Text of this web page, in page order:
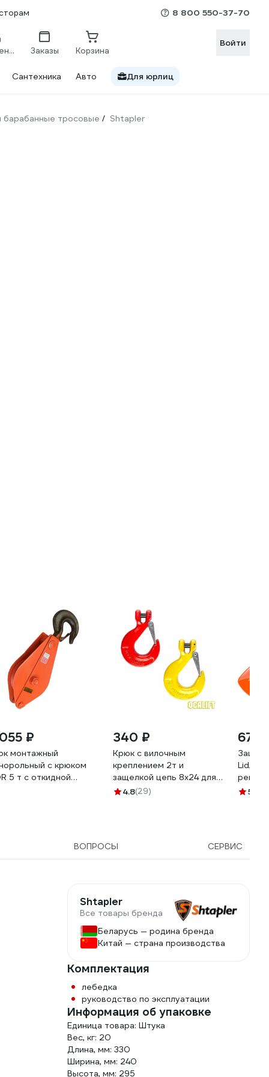
8 800 550-37-70
Сравнение Заказы Корзина
Войти
Сантехника Авто Для юрлиц
барабанные тросовые / Shtapler
₽
монтажный
с крюком
5 т с откидной
340 ₽
Крюк с вилочным
креплением 2т и
защелкой цепь 8х24 для
цепных строп OCALIFT
4.8(29)
675
Lid,
GHL-21
5
ВОПРОСЫ СЕРВИС
Shtapler
Все товары бренда
Беларусь — родина бренда
Китай — страна производства
Комплектация
лебедка
руководство по эксплуатации
Информация об упаковке
Единица товара: Штука
Вес, кг: 20
Длина, мм: 330
Ширина, мм: 240
Высота, мм: 295